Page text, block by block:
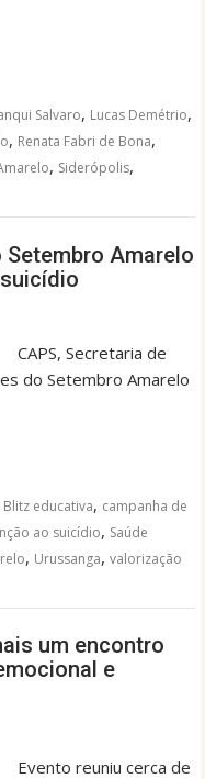
Salvaro, Lucas Demétrio,
, Renata Fabri de Bona,
, Siderópolis,
Amarelo
CAPS, Secretaria de
do Setembro Amarelo
Blitz educativa, campanha de
ao suicídio, Saúde
, Urussanga,valorização
um encontro
e
Evento reuniu cerca de